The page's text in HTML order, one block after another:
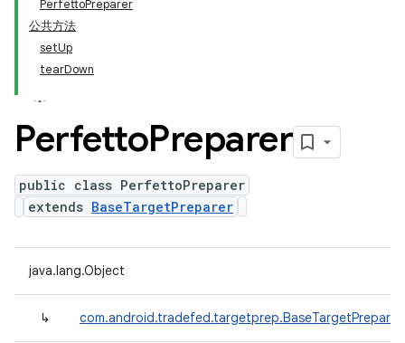
PerfettoPreparer
公共方法
setUp
tearDown
PerfettoPreparer
public class PerfettoPreparer
extends BaseTargetPreparer
java.lang.Object
↳ com.android.tradefed.targetprep.BaseTargetPreparer